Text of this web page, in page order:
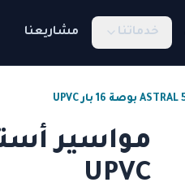
خدماتنا مشاريعنا
UPVC